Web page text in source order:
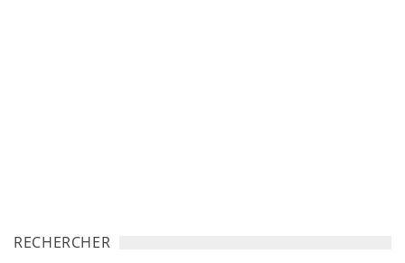
RECHERCHER